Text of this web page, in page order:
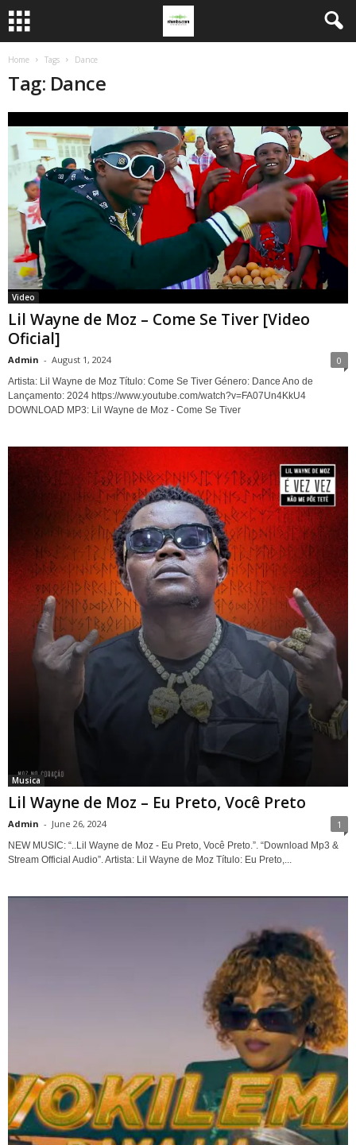
Home Tags Dance
Tag: Dance
Video
Lil Wayne de Moz – Come Se Tiver [Video
Oficial]
Admin - August 1, 2024 0
Artista: Lil Wayne de Moz Título: Come Se Tiver Género: Dance Ano de
Lançamento: 2024 https://www.youtube.com/watch?v=FA07Un4KkU4
DOWNLOAD MP3: Lil Wayne de Moz - Come Se Tiver
Musica
Lil Wayne de Moz – Eu Preto, Você Preto
Admin - June 26, 2024 1
NEW MUSIC: “..Lil Wayne de Moz - Eu Preto, Você Preto.”. “Download Mp3 &
Stream Official Audio”. Artista: Lil Wayne de Moz Título: Eu Preto,...